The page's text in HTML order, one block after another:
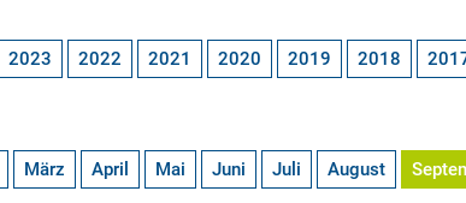
2023 2022 2021 2020 2019 2018
März April Mai Juni Juli August